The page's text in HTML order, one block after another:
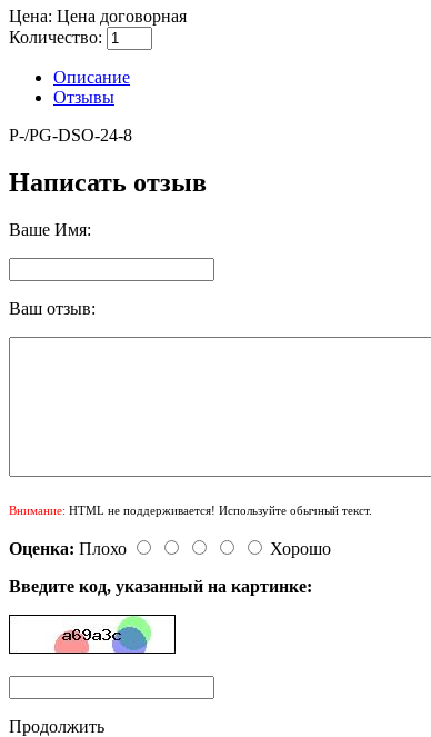
Цена: Цена договорная
Количество:
Описание
Отзывы
P-/PG-DSO-24-8
Написать отзыв
Ваше Имя:
Ваш отзыв:
Внимание: HTML не поддерживается! Используйте обычный текст.
Оценка: Плохо
Хорошо
Введите код, указанный на картинке:
Продолжить